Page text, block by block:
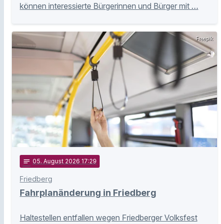
können interessierte Bürgerinnen und Bürger mit …
Freepik
notes 05. August 2026 17:29
Friedberg
Fahrplanänderung in Friedberg
Haltestellen entfallen wegen Friedberger Volksfest